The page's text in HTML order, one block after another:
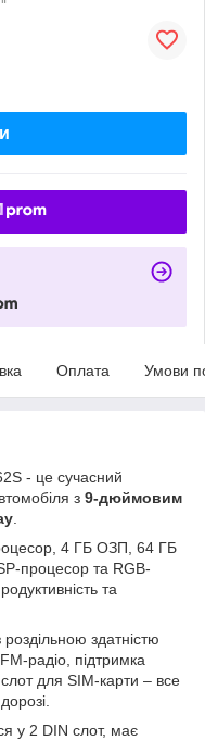
Оплата Умови
- це сучасний
з 9-дюймовим
4 ГБ ОЗП, 64 ГБ
процесор та RGB-
та
здатністю
радіо, підтримка
для SIM-карти – все
у 2 DIN слот, має